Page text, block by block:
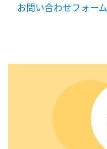
お問い合わせフォーム